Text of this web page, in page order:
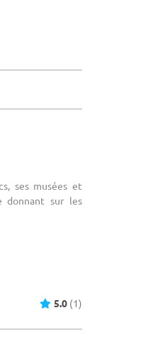
ses musées et
donnant sur les
5.0 (1)